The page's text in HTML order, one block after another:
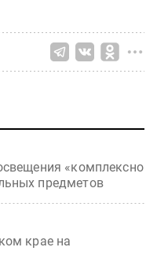
«комплексно
предметов
крае на